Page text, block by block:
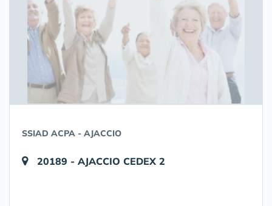
SSIAD ACPA - AJACCIO
20189 - AJACCIO CEDEX 2